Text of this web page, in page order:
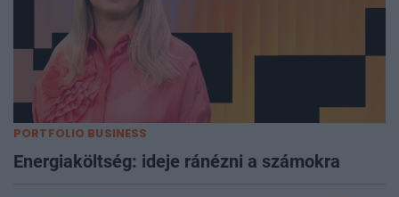
PORTFOLIO BUSINESS
Energiaköltség: ideje ránézni a számokra